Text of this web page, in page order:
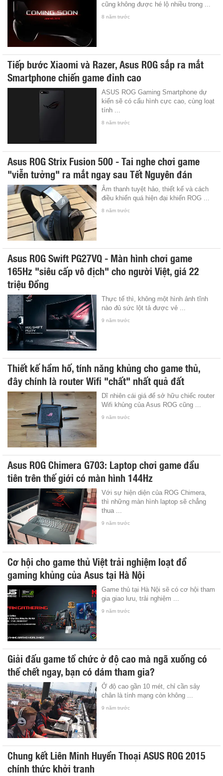
cũng không được hé lộ nhiều trong ...
8 năm trước
Tiếp bước Xiaomi và Razer, Asus ROG sắp ra mắt
Smartphone chiến game đỉnh cao
ASUS ROG Gaming Smartphone dự
kiến sẽ có cấu hình cực cao, cùng loạt
tính ...
8 năm trước
Asus ROG Strix Fusion 500 - Tai nghe chơi game
"viễn tưởng" ra mắt ngay sau Tết Nguyên đán
Âm thanh tuyệt hảo, thiết kế và cách
điều khiển quá hiện đại khiến ROG ...
8 năm trước
Asus ROG Swift PG27VQ - Màn hình chơi game
165Hz "siêu cấp vô địch" cho người Việt, giá 22
triệu Đồng
Thực tế thì, không một hình ảnh tĩnh
nào đủ sức lột tả được vẻ ...
9 năm trước
Thiết kế hầm hố, tính năng khủng cho game thủ,
đây chính là router Wifi "chất" nhất quả đất
Dĩ nhiên cái giá để sở hữu chiếc router
Wifi khủng của Asus ROG cũng ...
9 năm trước
Asus ROG Chimera G703: Laptop chơi game đầu
tiên trên thế giới có màn hình 144Hz
Với sự hiện diện của ROG Chimera,
thì những màn hình laptop sẽ chẳng
thua ...
9 năm trước
Cơ hội cho game thủ Việt trải nghiệm loạt đồ
gaming khủng của Asus tại Hà Nội
Game thủ tại Hà Nội sẽ có cơ hội tham
gia giao lưu, trải nghiệm ...
9 năm trước
Giải đấu game tổ chức ở độ cao mà ngã xuống có
thể chết ngay, bạn có dám tham gia?
Ở độ cao gần 10 mét, chỉ cần sảy
chân là tính mạng còn không ...
9 năm trước
Chung kết Liên Minh Huyền Thoại ASUS ROG 2015
chính thức khởi tranh